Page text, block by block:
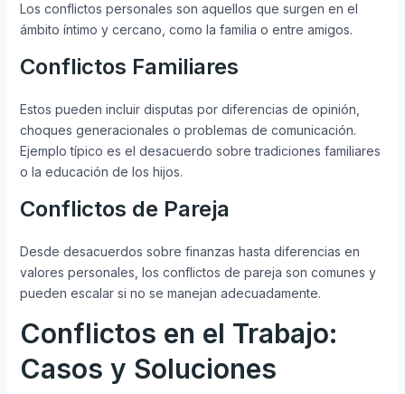
Los conflictos personales son aquellos que surgen en el
ámbito íntimo y cercano, como la familia o entre amigos.
Conflictos Familiares
Estos pueden incluir disputas por diferencias de opinión,
choques generacionales o problemas de comunicación.
Ejemplo típico es el desacuerdo sobre tradiciones familiares
o la educación de los hijos.
Conflictos de Pareja
Desde desacuerdos sobre finanzas hasta diferencias en
valores personales, los conflictos de pareja son comunes y
pueden escalar si no se manejan adecuadamente.
Conflictos en el Trabajo:
Casos y Soluciones